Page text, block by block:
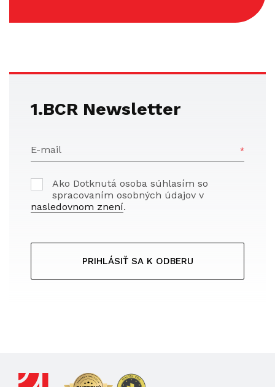
1.BCR Newsletter
E-mail
Ako Dotknutá osoba súhlasím so
spracovaním osobných údajov v
nasledovnom znení.
PRIHLÁSIŤ SA K ODBERU